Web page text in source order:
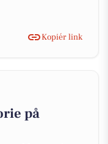
Kopiér link
på